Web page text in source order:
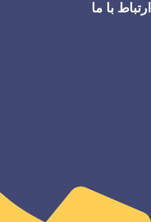
ارتباط با ما